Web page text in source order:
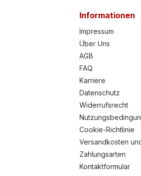
Informationen
Impressum
Über Uns
AGB
FAQ
Karriere
Datenschutz
Widerrufsrecht
Cookie-Richtlinie
Versandkosten
Zahlungsarten
Kontaktformular